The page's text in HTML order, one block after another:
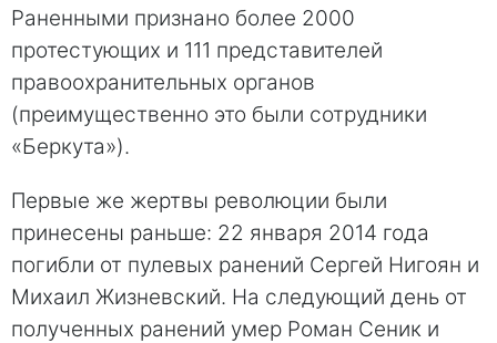
Раненными признано более 2000
протестующих и 111 представителей
правоохранительных органов
(преимущественно это были сотрудники
«Беркута»).
Первые же жертвы революции были
принесены раньше: 22 января 2014 года
погибли от пулевых ранений Сергей Нигоян и
Михаил Жизневский. На следующий день от
полученных ранений умер Роман Сеник и